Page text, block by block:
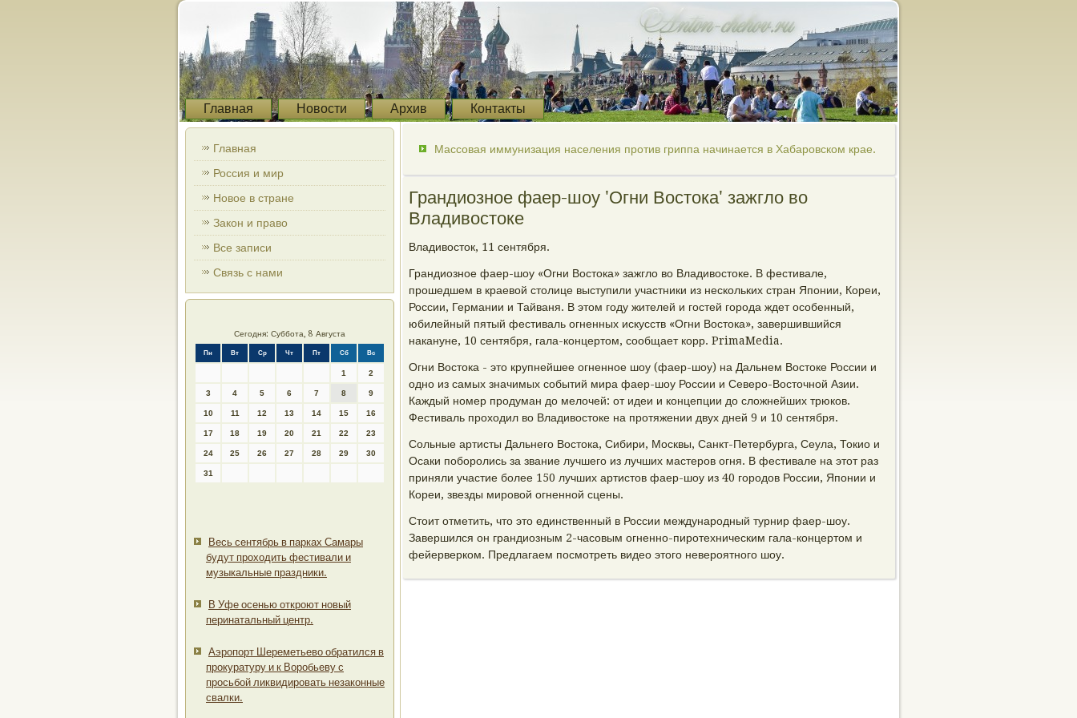
Главная Новости Архив Контакты
Главная
Россия и мир
Новое в стране
Закон и право
Все записи
Связь с нами
Сегодня: Суббота, 8 Августа
Пн Вт Ср Чт Пт Сб Вс
1 2
3 4 5 6 7 8 9
10 11 12 13 14 15 16
17 18 19 20 21 22 23
24 25 26 27 28 29 30
31
Весь сентябрь в парках Самары
будут проходить фестивали и
музыкальные праздники.
В Уфе осенью откроют новый
перинатальный центр.
Аэропорт Шереметьево обратился в
прокуратуру и к Воробьеву с
просьбой ликвидировать незаконные
свалки.
Массовая иммунизация населения против гриппа начинается в Хабаровском крае.
Грандиозное фаер-шоу 'Огни Востока' зажгло во
Владивостоке
Владивосток, 11 сентября.
Грандиозное фаер-шоу «Огни Востока» зажгло во Владивостоке. В фестивале,
прошедшем в краевой столице выступили участники из нескольких стран Японии, Кореи,
России, Германии и Тайваня. В этом году жителей и гостей города ждет особенный,
юбилейный пятый фестиваль огненных искусств «Огни Востока», завершившийся
накануне, 10 сентября, гала-концертом, сообщает корр. PrimaMedia.
Огни Востока - это крупнейшее огненное шоу (фаер-шоу) на Дальнем Востоке России и
одно из самых значимых событий мира фаер-шоу России и Северо-Восточной Азии.
Каждый номер продуман до мелочей: от идеи и концепции до сложнейших трюков.
Фестиваль проходил во Владивостоке на протяжении двух дней 9 и 10 сентября.
Сольные артисты Дальнего Востока, Сибири, Москвы, Санкт-Петербурга, Сеула, Токио и
Осаки поборолись за звание лучшего из лучших мастеров огня. В фестивале на этот раз
приняли участие более 150 лучших артистов фаер-шоу из 40 городов России, Японии и
Кореи, звезды мировой огненной сцены.
Стоит отметить, что это единственный в России международный турнир фаер-шоу.
Завершился он грандиозным 2-часовым огненно-пиротехническим гала-концертом и
фейерверком. Предлагаем посмотреть видео этого невероятного шоу.